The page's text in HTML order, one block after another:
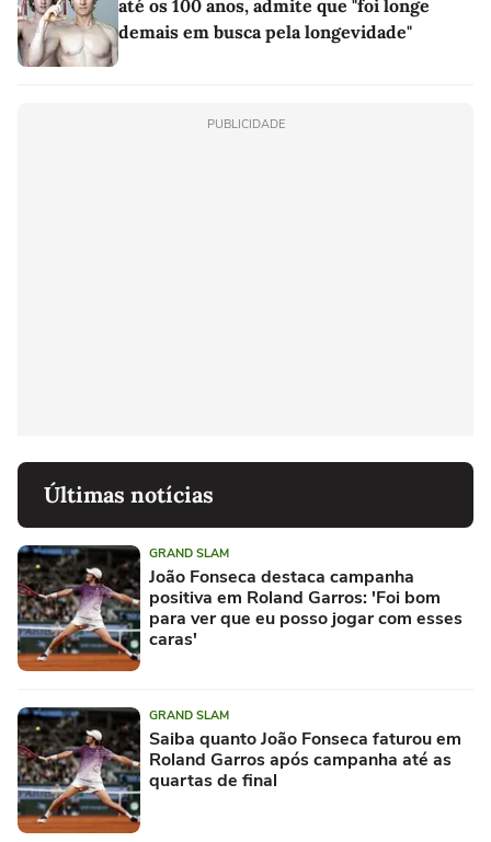
até os 100 anos, admite que "foi longe
demais em busca pela longevidade"
PUBLICIDADE
Últimas notícias
GRAND SLAM
João Fonseca destaca campanha
positiva em Roland Garros: 'Foi bom
para ver que eu posso jogar com esses
caras'
GRAND SLAM
Saiba quanto João Fonseca faturou em
Roland Garros após campanha até as
quartas de final